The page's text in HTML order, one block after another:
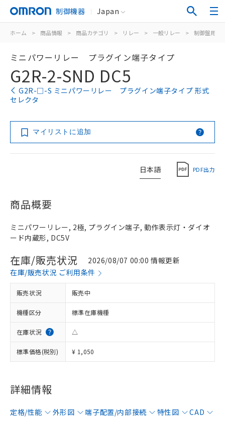
制御機器 Japan
ホーム > 商品情報 > 商品カテゴリ > リレー > 一般リレー > 制御盤用
ミニパワーリレー プラグイン端子タイプ
G2R-2-SND DC5
G2R-□-S ミニパワーリレー プラグイン端子タイプ 形式
セレクタ
マイリストに追加
日本語 PDF出力
商品概要
ミニパワーリレー, 2極, プラグイン端子, 動作表示灯・ダイオ
ード内蔵形, DC5V
在庫/販売状況
2026/08/07 00:00 情報更新
在庫/販売状況 ご利用条件
販売状況 販売中
機種区分 標準在庫機種
在庫状況 △
標準価格(税別) ¥ 1,050
詳細情報
定格/性能 外形図 端子配置/内部接続 特性図
CAD